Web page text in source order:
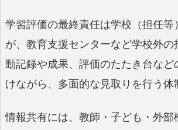
学習評価の最終責任は学校（担任等
が、教育支援センターなど学校外の
動記録や成果、評価のたたき台など
けながら、多面的な見取りを行う体
情報共有には、教師・子ども・外部